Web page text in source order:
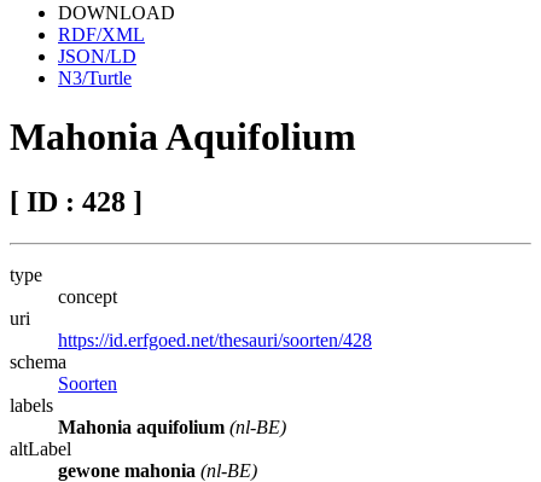
DOWNLOAD
RDF/XML
JSON/LD
N3/Turtle
Mahonia Aquifolium
[ ID : 428 ]
type
concept
uri
https://id.erfgoed.net/thesauri/soorten/428
schema
Soorten
labels
Mahonia aquifolium (nl-BE)
altLabel
gewone mahonia (nl-BE)